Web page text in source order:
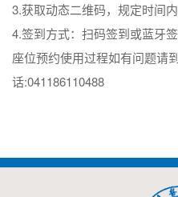
3.获取动态二维码，规定时间内
4.签到方式：扫码签到或蓝牙签
座位预约使用过程如有问题请
话:041186110488